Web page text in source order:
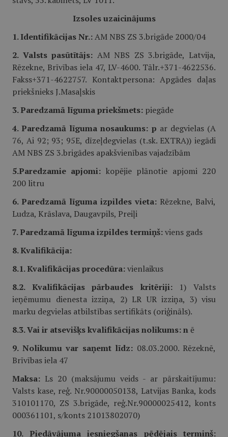
Izsoles uzaicinājums
1. Identifikācijas Nr.:AM NBS ZS 3.brigāde 2000/04
2. Valsts pasūtītājs: AM NBS ZS 3.brigāde, Latvija,
Rēzekne, Brīvības iela 47, LV-4600. Tālr.+371-4622536.
Fakss+371-4622757. Kontaktpersona: Apgādes daļas
priekšnieks J.Masaļskis
3. Paredzamā līguma priekšmets: piegāde
4. Paredzamā līguma nosaukums: p ar degvielas (A
76, Ai 92; 93; 95E, dīzeļdegvielas (t.sk. EXTRA)) iegādi
AM NBS ZS 3.brigādes apakšvienības vajadzībām
5.Paredzamie apjomi: kopējie plānotie apjomi 220
200 litru
6. Paredzamā līguma izpildes vieta: Rēzekne, Balvi,
Ludza, Krāslava, Daugavpils, Preiļi
7. Paredzamā līguma izpildes termiņš:viens gads
8. Kvalifikācija:
8.1. Kvalifikācijas procedūra:vienlaikus
8.2. Kvalifikācijas pārbaudes kritēriji:1) Valsts
ieņēmumu dienesta izziņa, 2) LR UR izziņa, 3) visu
marku degvielas atbilstības sertifikāts (oriģināls).
8.3. Vai ir atsevišķs kvalifikācijas nolikums: nē
9. Nolikumu var saņemt līdz: 08.03.2000. Rēzeknē,
Brīvības iela 47
Maksa: Ls 20 (maksājumu veids - ar pārskaitījumu:
Valsts kase, reģ. Nr.90000050138, Latvijas Banka, kods
310101170, ZS 3.brigāde, reģ.Nr.90000025412, konts
000361101, s/konts 21013802070)
10. Piedāvājuma iesniegšanas pēdējais termiņš: